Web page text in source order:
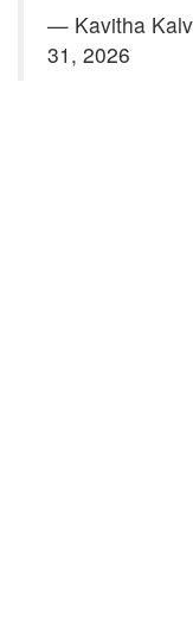
— Kavitha
31, 2026